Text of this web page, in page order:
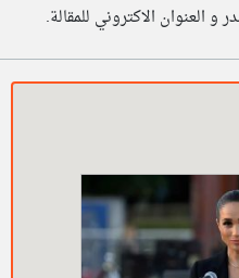
العنوان الاكتروني للمقالة.